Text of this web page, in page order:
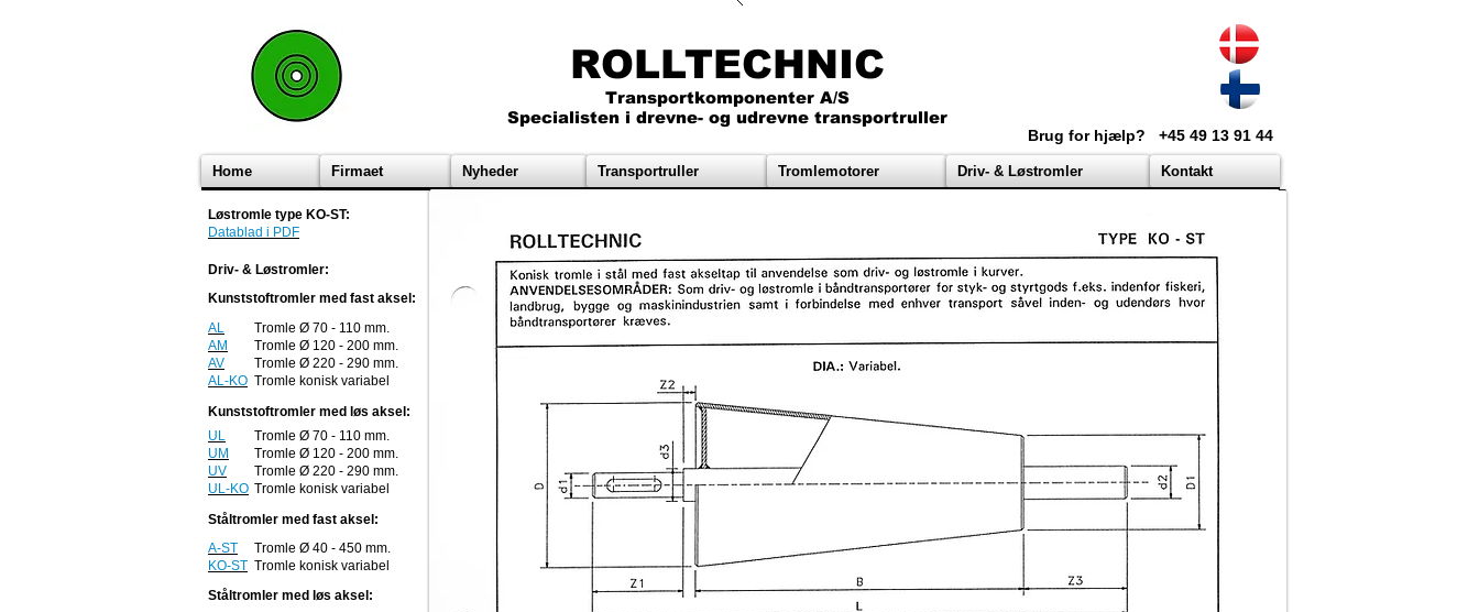
ROLLTECHNIC
Transportkomponenter A/S
Specialisten i drevne- og udrevne transportruller
Brug for hjælp? +45 49 13 91 44
Home Firmaet Nyheder Transportruller Tromlemotorer Driv- & Løstromler Kontakt
Løstromle type KO-ST:
Datablad i PDF
Driv- & Løstromler:
Kunststoftromler med fast aksel:
AL
AM
AV
AL-KO
Tromle Ø 70 - 110 mm.
Tromle Ø 120 - 200 mm.
Tromle Ø 220 - 290 mm.
Tromle konisk variabel
Kunststoftromler med løs aksel:
UL
UM
UV
UL-KO
Tromle Ø 70 - 110 mm.
Tromle Ø 120 - 200 mm.
Tromle Ø 220 - 290 mm.
Tromle konisk variabel
Ståltromler med fast aksel:
A-ST
KO-ST
Tromle Ø 40 - 450 mm.
Tromle konisk variabel
Ståltromler med løs aksel: